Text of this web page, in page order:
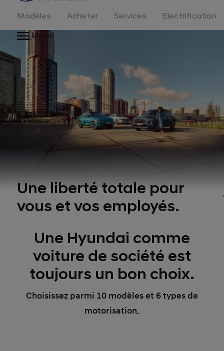
logo
Modèles Acheter Services
Electrification
Menu
Une liberté totale pour
vous et vos employés.
Une Hyundai comme
voiture de société est
toujours un bon choix.
Choisissez parmi 10 modèles et 6 types de
motorisation.